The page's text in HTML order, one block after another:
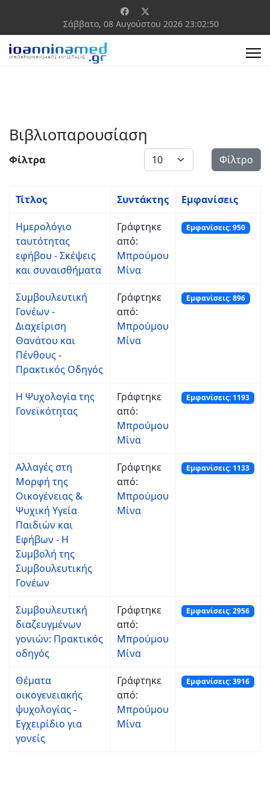
Σάββατο, 08 Αυγούστου 2026 23:02:50
Βιβλιοπαρουσίαση
Φίλτρα Εμφάνιση # Φίλτρο
Τίτλος Συντάκτης Εμφανίσεις
Ημερολόγιο
ταυτότητας
εφήβου - Σκέψεις
και συναισθήματα
Γράφτηκε
από:
Μπρούμου
Μίνα
Εμφανίσεις: 950
Συμβουλευτική
Γονέων -
Διαχείριση
Θανάτου και
Πένθους -
Πρακτικός Οδηγός
Γράφτηκε
από:
Μπρούμου
Μίνα
Εμφανίσεις: 896
Η Ψυχολογία της
Γονεϊκότητας
Γράφτηκε
από:
Μπρούμου
Μίνα
Εμφανίσεις: 1193
Αλλαγές στη
Μορφή της
Οικογένειας &
Ψυχική Υγεία
Παιδιών και
Εφήβων - Η
Συμβολή της
Συμβουλευτικής
Γονέων
Γράφτηκε
από:
Μπρούμου
Μίνα
Εμφανίσεις: 1133
Συμβουλευτική
διαζευγμένων
γονιών: Πρακτικός
οδηγός
Γράφτηκε
από:
Μπρούμου
Μίνα
Εμφανίσεις: 2956
Θέματα
οικογενειακής
ψυχολογίας -
Εγχειρίδιο για
γονείς
Γράφτηκε
από:
Μπρούμου
Μίνα
Εμφανίσεις: 3916